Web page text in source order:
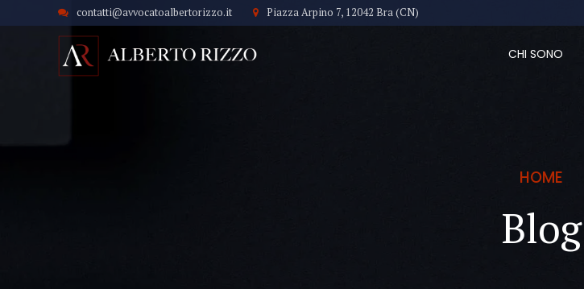
contatti@avvocatoalbertorizzo.it Piazza Arpino 7, 12042 Bra (CN)
CHI SONO
HOME
Blog